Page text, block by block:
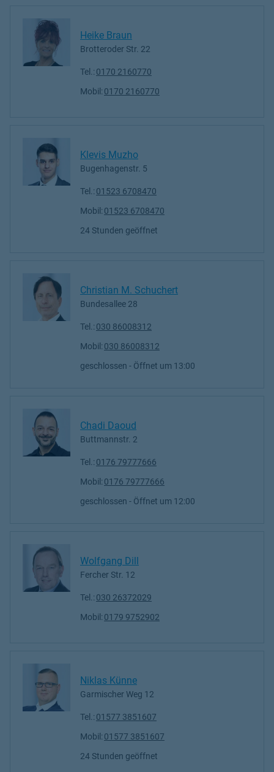
Heike Braun
Brotteroder Str. 22
Tel.: 0170 2160770
Mobil: 0170 2160770
Klevis Muzho
Bugenhagenstr. 5
Tel.: 01523 6708470
Mobil: 01523 6708470
24 Stunden geöffnet
Christian M. Schuchert
Bundesallee 28
Tel.: 030 86008312
Mobil: 030 86008312
geschlossen - Öffnet um 13:00
Chadi Daoud
Buttmannstr. 2
Tel.: 0176 79777666
Mobil: 0176 79777666
geschlossen - Öffnet um 12:00
Wolfgang Dill
Fercher Str. 12
Tel.: 030 26372029
Mobil: 0179 9752902
Niklas Künne
Garmischer Weg 12
Tel.: 01577 3851607
Mobil: 01577 3851607
24 Stunden geöffnet